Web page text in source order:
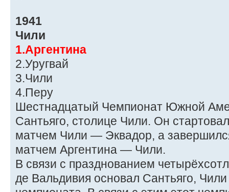
1941
Чили
1.Аргентина
2.Уругвай
3.Чили
4.Перу
Шестнадцатый Чемпионат Южной
Сантьяго, столице Чили. Он
матчем Чили — Эквадор, а
матчем Аргентина — Чили.
В связи с празднованием
де Вальдивия основал Сантьяго,